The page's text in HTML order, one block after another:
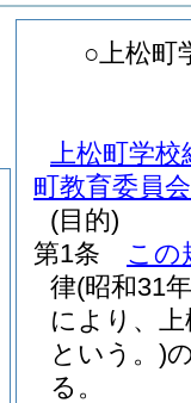
○上松町
上松町学校
町教育委員
(目的)
第1条
この
律(昭和31
により、
という。)
る。